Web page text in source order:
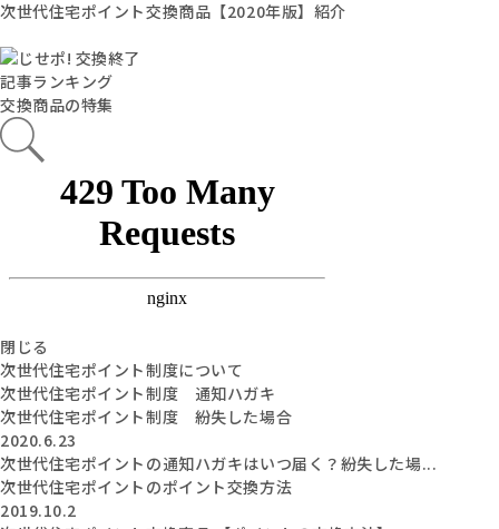
次世代住宅ポイント交換商品【2020年版】紹介
記事ランキング
交換商品の特集
閉じる
次世代住宅ポイント制度について
次世代住宅ポイント制度 通知ハガキ
次世代住宅ポイント制度 紛失した場合
2020.6.23
次世代住宅ポイントの通知ハガキはいつ届く？紛失した場...
次世代住宅ポイントのポイント交換方法
2019.10.2